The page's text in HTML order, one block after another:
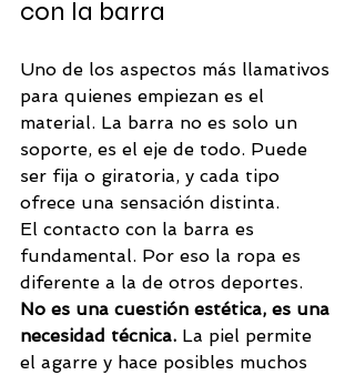
con la barra
Uno de los aspectos más llamativos
para quienes empiezan es el
material. La barra no es solo un
soporte, es el eje de todo. Puede
ser fija o giratoria, y cada tipo
ofrece una sensación distinta.
El contacto con la barra es
fundamental. Por eso la ropa es
diferente a la de otros deportes.
No es una cuestión estética, es una
necesidad técnica. La piel permite
el agarre y hace posibles muchos